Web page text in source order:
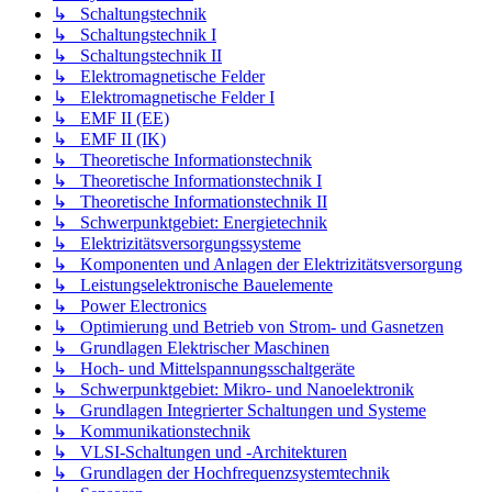
↳ Schaltungstechnik
↳ Schaltungstechnik I
↳ Schaltungstechnik II
↳ Elektromagnetische Felder
↳ Elektromagnetische Felder I
↳ EMF II (EE)
↳ EMF II (IK)
↳ Theoretische Informationstechnik
↳ Theoretische Informationstechnik I
↳ Theoretische Informationstechnik II
↳ Schwerpunktgebiet: Energietechnik
↳ Elektrizitätsversorgungssysteme
↳ Komponenten und Anlagen der Elektrizitätsversorgung
↳ Leistungselektronische Bauelemente
↳ Power Electronics
↳ Optimierung und Betrieb von Strom- und Gasnetzen
↳ Grundlagen Elektrischer Maschinen
↳ Hoch- und Mittelspannungsschaltgeräte
↳ Schwerpunktgebiet: Mikro- und Nanoelektronik
↳ Grundlagen Integrierter Schaltungen und Systeme
↳ Kommunikationstechnik
↳ VLSI-Schaltungen und -Architekturen
↳ Grundlagen der Hochfrequenzsystemtechnik